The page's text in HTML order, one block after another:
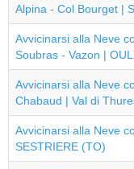
Alpina - Col Bourget |
Avvicinarsi alla Neve
Soubras - Vazon |
Avvicinarsi alla Neve
Chabaud | Val di
Avvicinarsi alla Neve
SESTRIERE (TO)